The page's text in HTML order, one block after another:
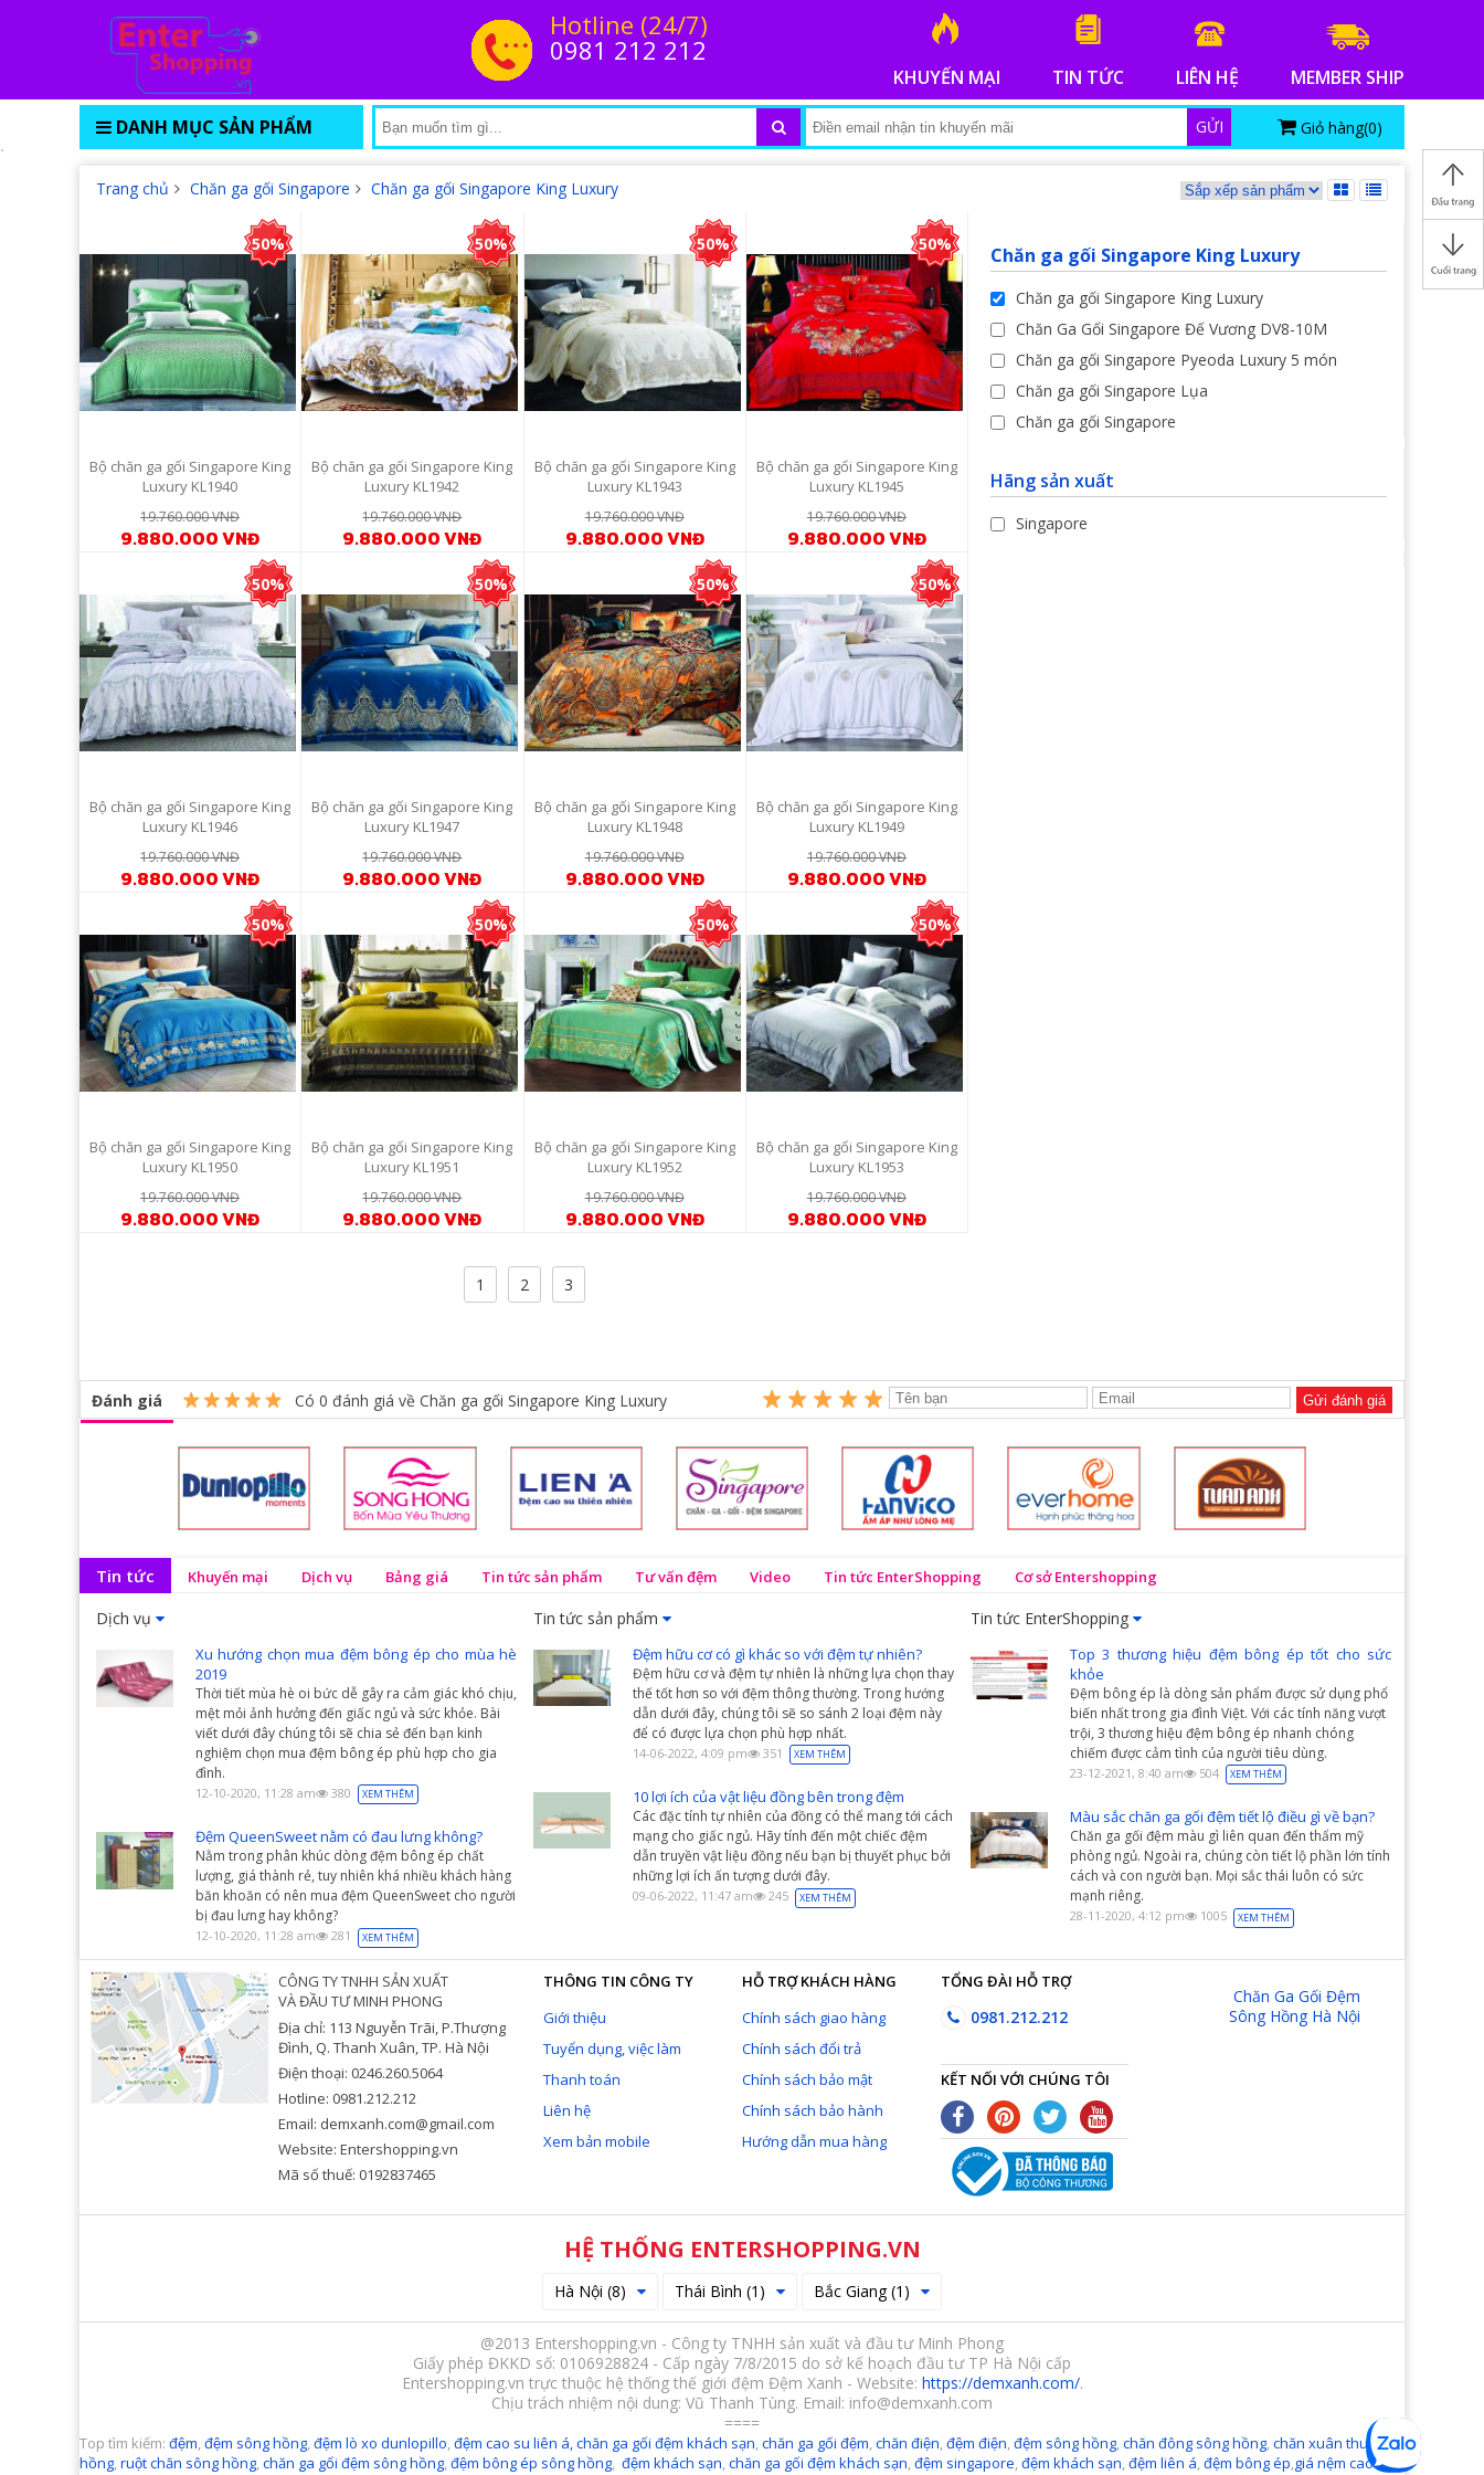
Hotline (24/7)
0981 212 212
KHUYẾN MẠI TIN TỨC LIÊN HỆ MEMBER SHIP
DANH MỤC SẢN PHẨM GỬI Giỏ hàng(0)
Trang chủ Chăn ga gối Singapore Chăn ga gối Singapore King Luxury
50%
Bộ chăn ga gối Singapore King
Luxury KL1940
19.760.000 VNĐ
9.880.000 VNĐ
50%
Bộ chăn ga gối Singapore King
Luxury KL1942
19.760.000 VNĐ
9.880.000 VNĐ
50%
Bộ chăn ga gối Singapore King
Luxury KL1943
19.760.000 VNĐ
9.880.000 VNĐ
50%
Bộ chăn ga gối Singapore King
Luxury KL1945
19.760.000 VNĐ
9.880.000 VNĐ
50%
Bộ chăn ga gối Singapore King
Luxury KL1946
19.760.000 VNĐ
9.880.000 VNĐ
50%
Bộ chăn ga gối Singapore King
Luxury KL1947
19.760.000 VNĐ
9.880.000 VNĐ
50%
Bộ chăn ga gối Singapore King
Luxury KL1948
19.760.000 VNĐ
9.880.000 VNĐ
50%
Bộ chăn ga gối Singapore King
Luxury KL1949
19.760.000 VNĐ
9.880.000 VNĐ
50%
Bộ chăn ga gối Singapore King
Luxury KL1950
19.760.000 VNĐ
9.880.000 VNĐ
50%
Bộ chăn ga gối Singapore King
Luxury KL1951
19.760.000 VNĐ
9.880.000 VNĐ
50%
Bộ chăn ga gối Singapore King
Luxury KL1952
19.760.000 VNĐ
9.880.000 VNĐ
50%
Bộ chăn ga gối Singapore King
Luxury KL1953
19.760.000 VNĐ
9.880.000 VNĐ
1 2 3
Chăn ga gối Singapore King Luxury
Chăn ga gối Singapore King Luxury
Chăn Ga Gối Singapore Đế Vương DV8-10M
Chăn ga gối Singapore Pyeoda Luxury 5 món
Chăn ga gối Singapore Lụa
Chăn ga gối Singapore
Hãng sản xuất
Singapore
Đánh giá Có 0 đánh giá về Chăn ga gối Singapore King Luxury Gửi đánh giá
Tin tức Khuyến mại Dịch vụ Bảng giá Tin tức sản phẩm Tư vấn đệm Video Tin tức EnterShopping Cơ sở Entershopping
Dịch vụ Tin tức sản phẩm Tin tức EnterShopping
Xu hướng chọn mua đệm bông ép cho mùa hè
2019
Thời tiết mùa hè oi bức dễ gây ra cảm giác khó chịu,
mệt mỏi ảnh hưởng đến giấc ngủ và sức khỏe. Bài
viết dưới đây chúng tôi sẽ chia sẻ đến bạn kinh
nghiệm chọn mua đệm bông ép phù hợp cho gia
đình.
12-10-2020, 11:28 am 380 XEM THÊM
Đệm QueenSweet nằm có đau lưng không?
Nằm trong phân khúc dòng đệm bông ép chất
lượng, giá thành rẻ, tuy nhiên khá nhiều khách hàng
băn khoăn có nên mua đệm QueenSweet cho người
bị đau lưng hay không?
12-10-2020, 11:28 am 281 XEM THÊM
Đệm hữu cơ có gì khác so với đệm tự nhiên?
Đệm hữu cơ và đệm tự nhiên là những lựa chọn thay
thế tốt hơn so với đệm thông thường. Trong hướng
dẫn dưới đây, chúng tôi sẽ so sánh 2 loại đệm này
để có được lựa chọn phù hợp nhất.
14-06-2022, 4:09 pm 351 XEM THÊM
10 lợi ích của vật liệu đồng bên trong đệm
Các đặc tính tự nhiên của đồng có thể mang tới cách
mạng cho giấc ngủ. Hãy tính đến một chiếc đệm
dẫn truyền vật liệu đồng nếu bạn bị thuyết phục bởi
những lợi ích ấn tượng dưới đây.
09-06-2022, 11:47 am 245 XEM THÊM
Top 3 thương hiệu đệm bông ép tốt cho sức
khỏe
Đệm bông ép là dòng sản phẩm được sử dụng phổ
biến nhất trong gia đình Việt. Với các tính năng vượt
trội, 3 thương hiệu đệm bông ép nhanh chóng
chiếm được cảm tình của người tiêu dùng.
23-12-2021, 8:40 am 504 XEM THÊM
Màu sắc chăn ga gối đệm tiết lộ điều gì về bạn?
Chăn ga gối đệm màu gì liên quan đến thẩm mỹ
phòng ngủ. Ngoài ra, chúng còn tiết lộ phần lớn tính
cách và con người bạn. Mọi sắc thái luôn có sức
mạnh riêng.
28-11-2020, 4:12 pm 1005 XEM THÊM
CÔNG TY TNHH SẢN XUẤT
VÀ ĐẦU TƯ MINH PHONG
Địa chỉ: 113 Nguyễn Trãi, P.Thượng
Đình, Q. Thanh Xuân, TP. Hà Nội
Điện thoại: 0246.260.5064
Hotline: 0981.212.212
Email: demxanh.com@gmail.com
Website: Entershopping.vn
Mã số thuế: 0192837465
THÔNG TIN CÔNG TY
Giới thiệu
Tuyển dụng, việc làm
Thanh toán
Liên hệ
Xem bản mobile
HỖ TRỢ KHÁCH HÀNG
Chính sách giao hàng
Chính sách đổi trả
Chính sách bảo mật
Chính sách bảo hành
Hướng dẫn mua hàng
TỔNG ĐÀI HỖ TRỢ
0981.212.212
KẾT NỐI VỚI CHÚNG TÔI
Chăn Ga Gối Đệm
Sông Hồng Hà Nội
HỆ THỐNG ENTERSHOPPING.VN
Hà Nội (8) Thái Bình (1) Bắc Giang (1)
@2013 Entershopping.vn - Công ty TNHH sản xuất và đầu tư Minh Phong
Giấy phép ĐKKD số: 0106928824 - Cấp ngày 7/8/2015 do sở kế hoạch đầu tư TP Hà Nội cấp
Entershopping.vn trực thuộc hệ thống thế giới đệm Đệm Xanh - Website: https://demxanh.com/.
Chịu trách nhiệm nội dung: Vũ Thanh Tùng. Email: info@demxanh.com
====
Top tìm kiếm: đệm đệm sông hồng đệm lò xo dunlopillo đệm cao su liên á, chăn ga gối đệm khách sạn chăn ga gối đệm chăn điện đệm điện đệm sông hồng chăn đông sông hồng chăn xuân thu sông
hồng ruột chăn sông hồng chăn ga gối đệm sông hồng đệm bông ép sông hồng đệm khách sạn chăn ga gối đệm khách sạn đệm singapore đệm khách sạn đệm liên á đệm bông ép giá nệm cao